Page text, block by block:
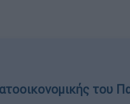
του